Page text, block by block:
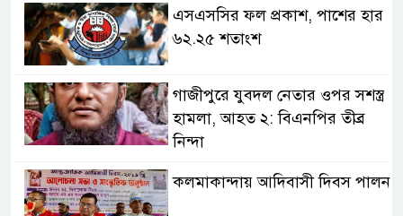
এসএসসির ফল প্রকাশ, পাশের হার
৬২.২৫ শতাংশ
গাজীপুরে যুবদল নেতার ওপর সশস্ত্র
হামলা, আহত ২: বিএনপির তীব্র
নিন্দা
কলমাকান্দায় আদিবাসী দিবস পালন